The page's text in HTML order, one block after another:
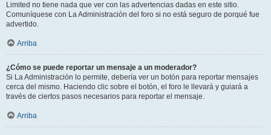
Limited no tiene nada que ver con las advertencias dadas en este sitio.
Comuníquese con La Administración del foro si no está seguro de porqué fue
advertido.
Arriba
¿Cómo se puede reportar un mensaje a un moderador?
Si La Administración lo permite, debería ver un botón para reportar mensajes
cerca del mismo. Haciendo clic sobre el botón, el foro le llevará y guiará a
través de ciertos pasos necesarios para reportar el mensaje.
Arriba